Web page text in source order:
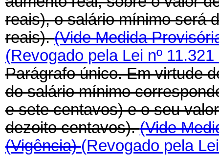
reais), o salário mínimo será
reais).(Vide Medida
(Revogado pela Lei nº
Parágrafo único. Em virtude
do salário mínimo
e sete centavos) e o seu
dezoito centavos).(Vide
(Vigência)(Revogado pela